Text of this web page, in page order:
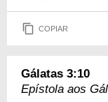
COPIAR
Gálatas 3:10
Epístola aos